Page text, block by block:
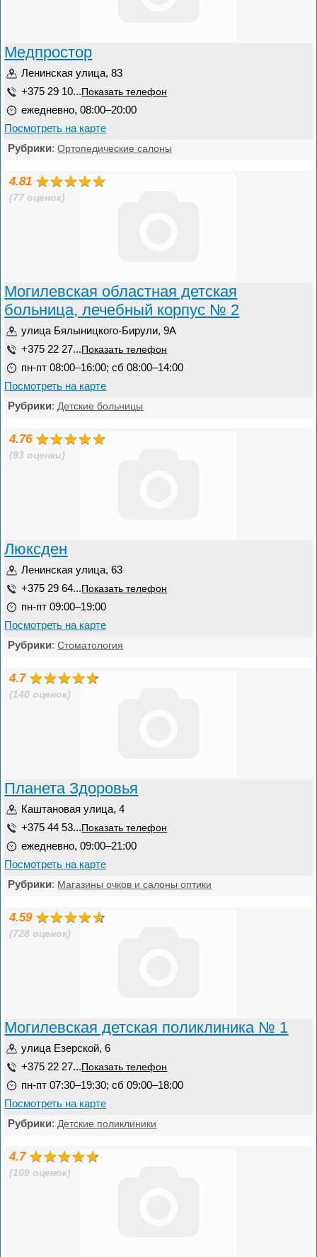
Медпростор
Ленинская улица, 83
+375 29 10... Показать телефон
ежедневно, 08:00–20:00
Посмотреть на карте
Рубрики:Ортопедические салоны
4.81
(77 оценок)
Могилевская областная детская
больница, лечебный корпус № 2
улица Бялыницкого-Бирули, 9А
+375 22 27... Показать телефон
пн-пт 08:00–16:00; сб 08:00–14:00
Посмотреть на карте
Рубрики: Детские больницы
4.76
(93 оценки)
Люксден
Ленинская улица, 63
+375 29 64... Показать телефон
пн-пт 09:00–19:00
Посмотреть на карте
Рубрики:Стоматология
4.7
(140 оценок)
Планета Здоровья
Каштановая улица, 4
+375 44 53... Показать телефон
ежедневно, 09:00–21:00
Посмотреть на карте
Рубрики: Магазины очков и салоны оптики
4.59
(728 оценок)
Могилевская детская поликлиника № 1
улица Езерской, 6
+375 22 27... Показать телефон
пн-пт 07:30–19:30; сб 09:00–18:00
Посмотреть на карте
Рубрики: Детские поликлиники
4.7
(109 оценок)